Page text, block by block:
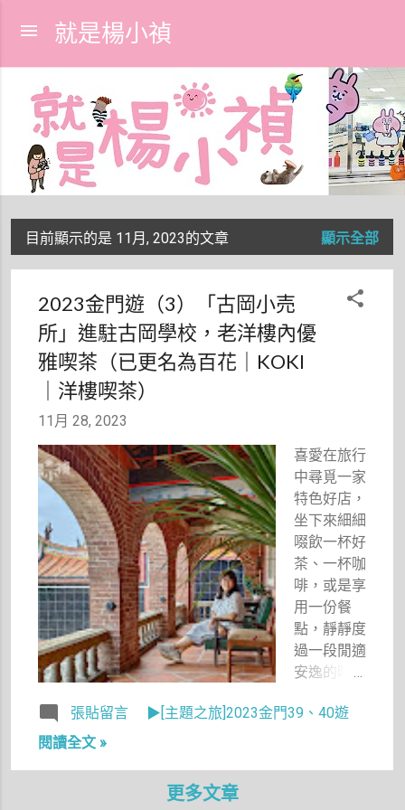
跳到主要內容
就是楊小禎
發
目前顯示的是 11月, 2023的文章 顯示全部
2023金門遊（3）「古岡小売
所」進駐古岡學校，老洋樓內優
雅喫茶（已更名為百花｜KOKI
｜洋樓喫茶）
11月 28, 2023
喜愛在旅行
中尋覓一家
特色好店，
坐下來細細
啜飲一杯好
茶、一杯咖
啡，或是享
用一份餐
點，靜靜度
過一段閒適
安逸的時
門40次，
張貼留言
▶[主題之旅]2023金門39、40遊
閱讀全文 »
更多文章